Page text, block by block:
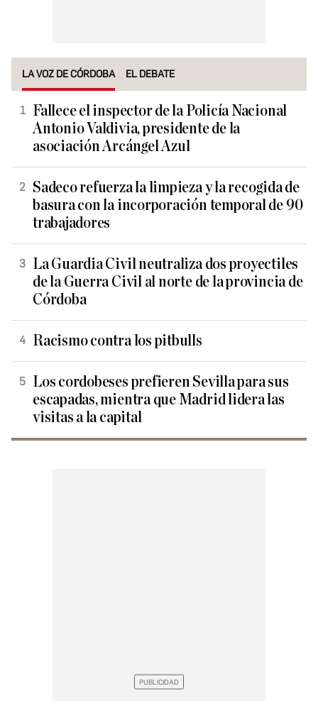
LA VOZ DE CÓRDOBA EL DEBATE
Fallece el inspector de la Policía Nacional
Antonio Valdivia, presidente de la
asociación Arcángel Azul
Sadeco refuerza la limpieza y la recogida de
basura con la incorporación temporal de 90
trabajadores
La Guardia Civil neutraliza dos proyectiles
de la Guerra Civil al norte de la provincia de
Córdoba
Racismo contra los pitbulls
Los cordobeses prefieren Sevilla para sus
escapadas, mientra que Madrid lidera las
visitas a la capital